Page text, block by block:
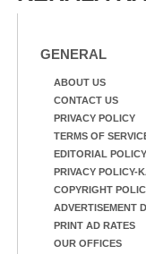
ട്രാക്കിന് കുറുകെ
GENERAL
ABOUT US
CONTACT US
PRIVACY POLICY
TERMS OF
EDITORIAL POLICY
PRIVACY POLICY-
COPYRIGHT
ADVERTISEMENT
PRINT AD RATES
OUR OFFICES